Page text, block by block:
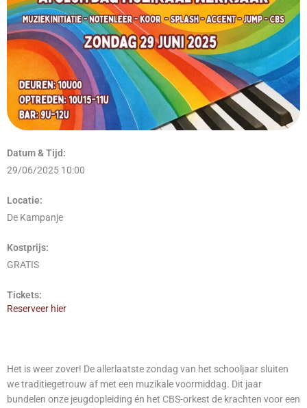
Datum & Tijd:
29/06/2025 10:00
Locatie:
De Kampanje
Kostprijs:
GRATIS
Tickets:
Reserveer hier
Het is weer zover! De allerlaatste zondag van het schooljaar sluiten
we traditiegetrouw af met een muzikale voormiddag. Dit jaar
bundelen onze jeugdopleiding én het CBS-orkest de krachten voor een